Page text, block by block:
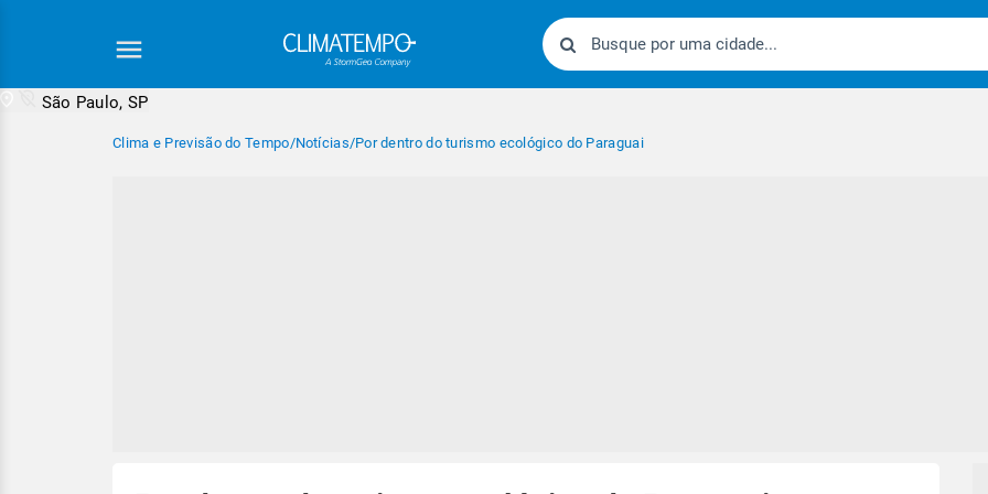
São Paulo, SP
Clima e Previsão do Tempo/Notícias/Por dentro do turismo ecológico do Paraguai